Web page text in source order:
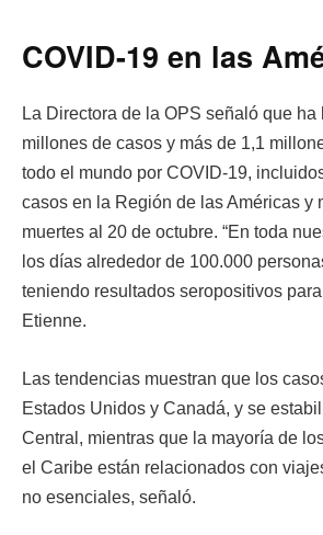
COVID-19 en las
La Directora de la OPS señaló que
millones de casos y más de 1,1
todo el mundo por COVID-19,
casos en la Región de las Américas y
muertes al 20 de octubre. “En toda
los días alrededor de 100.000
teniendo resultados seropositivos
Etienne.
Las tendencias muestran que los
Estados Unidos y Canadá, y se
Central, mientras que la mayoría de
el Caribe están relacionados con
no esenciales, señaló.